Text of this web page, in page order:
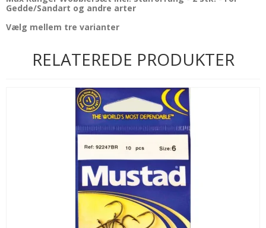
Gedde/Sandart og andre arter
Vælg mellem tre varianter
RELATEREDE PRODUKTER